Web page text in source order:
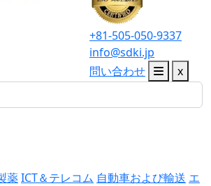
+81-505-050-9337
info@sdki.jp
問い合わせ
x
薬ICT＆テレコム 自動車および輸送 エ